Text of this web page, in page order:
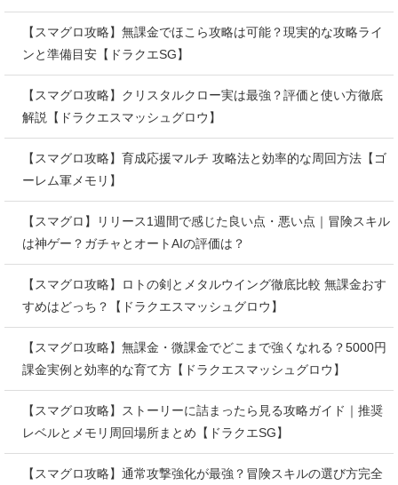
【スマグロ攻略】無課金でほこら攻略は可能？現実的な攻略ライ
ンと準備目安【ドラクエSG】
【スマグロ攻略】クリスタルクロー実は最強？評価と使い方徹底
解説【ドラクエスマッシュグロウ】
【スマグロ攻略】育成応援マルチ 攻略法と効率的な周回方法【ゴ
ーレム軍メモリ】
【スマグロ】リリース1週間で感じた良い点・悪い点｜冒険スキル
は神ゲー？ガチャとオートAIの評価は？
【スマグロ攻略】ロトの剣とメタルウイング徹底比較 無課金おす
すめはどっち？【ドラクエスマッシュグロウ】
【スマグロ攻略】無課金・微課金でどこまで強くなれる？5000円
課金実例と効率的な育て方【ドラクエスマッシュグロウ】
【スマグロ攻略】ストーリーに詰まったら見る攻略ガイド｜推奨
レベルとメモリ周回場所まとめ【ドラクエSG】
【スマグロ攻略】通常攻撃強化が最強？冒険スキルの選び方完全